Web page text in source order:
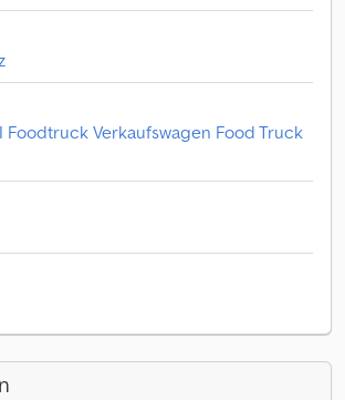
Foodtruck Verkaufswagen Food Truck